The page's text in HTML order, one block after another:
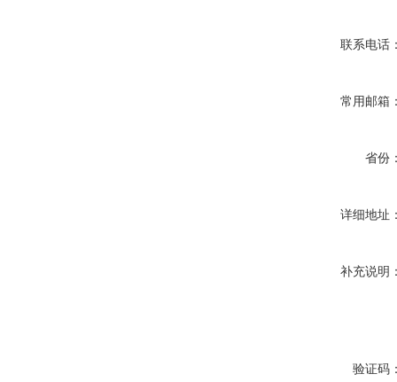
联系电话
常用邮箱
省份
详细地址
补充说明
验证码